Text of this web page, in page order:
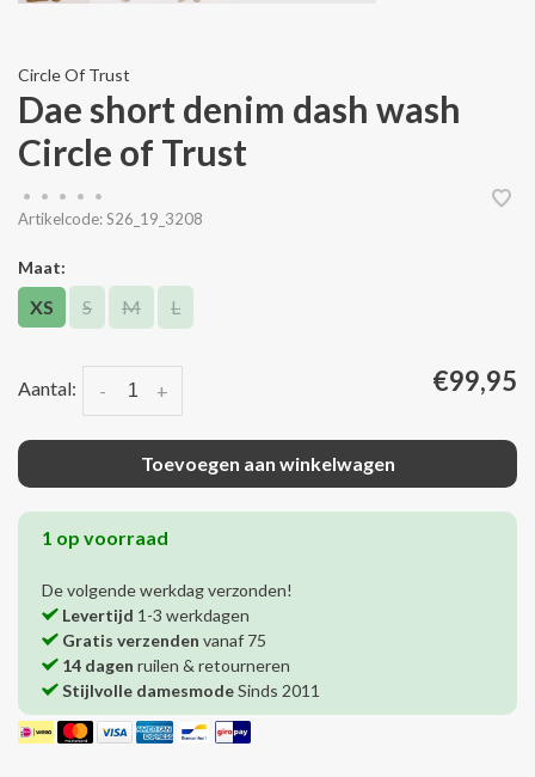
Circle Of Trust
Dae short denim dash wash
Circle of Trust
• • • •
•
Artikelcode:S26_19_3208
Maat:
XS S M L
Aantal: +
- €99,95
Toevoegen aan winkelwagen
1 op voorraad
De volgende werkdag verzonden!
Levertijd 1-3 werkdagen
Gratis verzenden vanaf 75
14 dagen ruilen & retourneren
Stijlvolle damesmodeSinds 2011